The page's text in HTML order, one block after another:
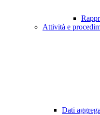
Attività e
Dati